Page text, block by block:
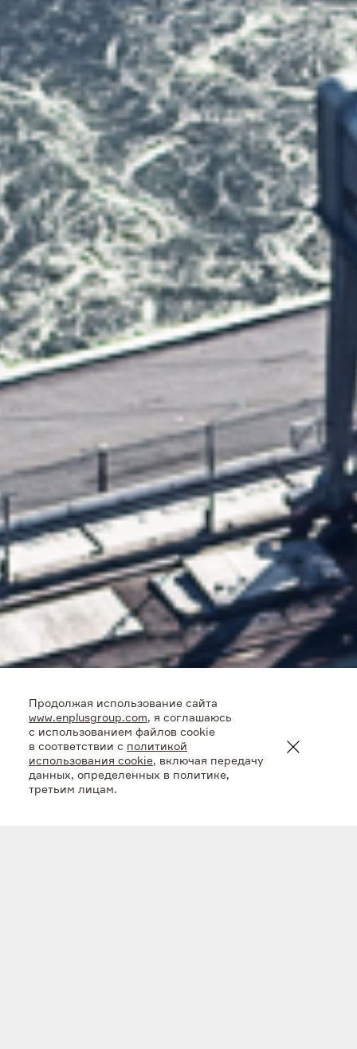
Продолжая использование сайта
www.enplusgroup.com, я соглашаюсь
с использованием файлов cookie
в соответствии с политикой
использования cookie, включая передачу
данных, определенных в политике,
третьим лицам.